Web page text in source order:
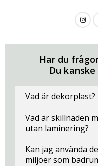
Har du
Du
Vad är dekorplast?
Vad är skillnaden
utan laminering?
Kan jag använda
miljöer som